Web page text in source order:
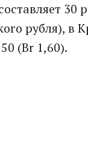
30
рубля), в
(Br 1,60).